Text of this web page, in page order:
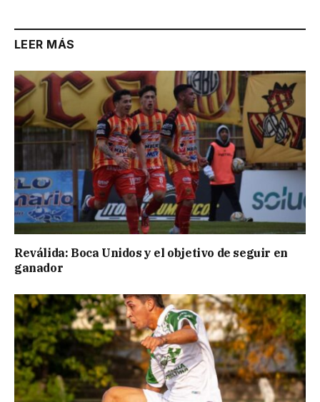
LEER MÁS
Reválida: Boca Unidos y el objetivo de seguir en
ganador